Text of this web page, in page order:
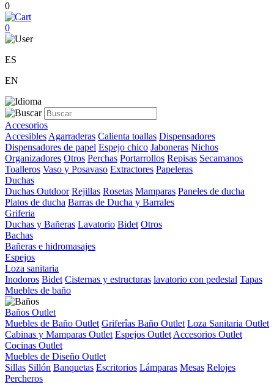
0
0
ES
EN
Accesorios
Accesibles Agarraderas Calienta toallas Dispensadores
Dispensadores de papel Espejo chico Jaboneras Nichos
Organizadores Otros Perchas Portarrollos Repisas Secamanos
Toalleros Vaso y Posavaso Extractores Papeleras
Duchas
Duchas Outdoor Rejillas Rosetas Mamparas Paneles de ducha
Platos de ducha Barras de Ducha y Barrales
Griferia
Duchas y Bañeras Lavatorio Bidet Otros
Bachas
Bañeras e hidromasajes
Espejos
Loza sanitaria
Inodoros Bidet Cisternas y estructuras lavatorio con pedestal Tapas
Muebles de baño
Baños Outlet
Muebles de Baño Outlet Griferîas Baño Outlet Loza Sanitaria Outlet
Cabinas y Mamparas Outlet Espejos Outlet Accesorios Outlet
Cocinas Outlet
Muebles de Diseño Outlet
Sillas Sillón Banquetas Escritorios Lámparas Mesas Relojes
Percheros